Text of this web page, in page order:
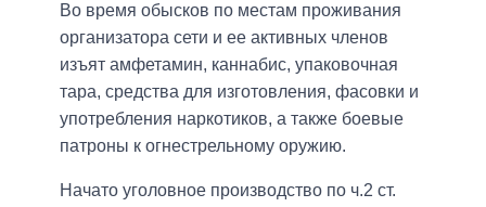
Во время обысков по местам проживания
организатора сети и ее активных членов
изъят амфетамин, каннабис, упаковочная
тара, средства для изготовления, фасовки и
употребления наркотиков, а также боевые
патроны к огнестрельному оружию.
Начато уголовное производство по ч.2 ст.